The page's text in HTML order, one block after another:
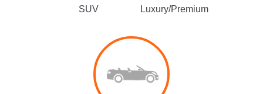
SUV Luxury/Premium